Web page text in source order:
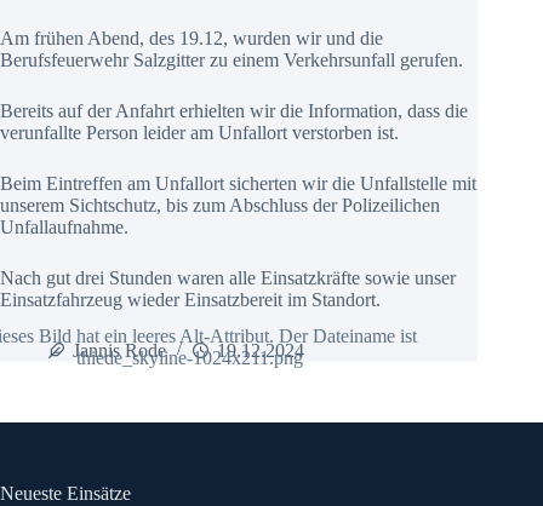
Am frühen Abend, des 19.12, wurden wir und die
Berufsfeuerwehr Salzgitter zu einem Verkehrsunfall gerufen.
Bereits auf der Anfahrt erhielten wir die Information, dass die
verunfallte Person leider am Unfallort verstorben ist.
Beim Eintreffen am Unfallort sicherten wir die Unfallstelle mit
unserem Sichtschutz, bis zum Abschluss der Polizeilichen
Unfallaufnahme.
Nach gut drei Stunden waren alle Einsatzkräfte sowie unser
Einsatzfahrzeug wieder Einsatzbereit im Standort.
Jannis Rode 19.12.2024
Neueste Einsätze